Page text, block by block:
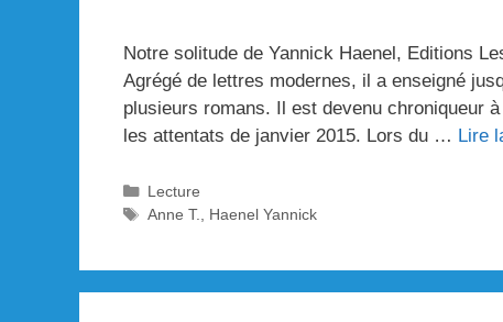
Notre solitude de Yannick Haenel, Editions
Agrégé de lettres modernes, il a enseigné
plusieurs romans. Il est devenu chroniqueur
les attentats de janvier 2015. Lors du … Lire
Catégories
Lecture
Étiquettes
Anne T., Haenel Yannick